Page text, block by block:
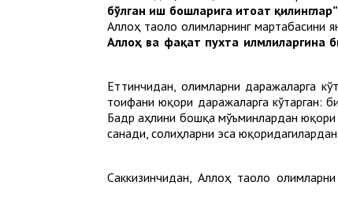
бўлган иш бошларига итоат қилинглар”
Аллоҳ таоло олимларнинг мартабасини
Аллоҳ ва фақат пухта илмлиларгина
Еттинчидан, олимларни даражаларга
тоифани юқори даражаларга кўтарган:
Бадр аҳлини бошқа мўъминлардан
санади, солиҳларни эса
Саккизинчидан, Аллоҳ таоло